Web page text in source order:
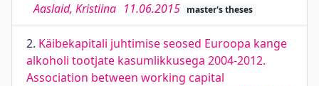
Aaslaid, Kristiina 11.06.2015 master's theses
2. Käibekapitali juhtimise seosed Euroopa kange
alkoholi tootjate kasumlikkusega 2004-2012.
Association between working capital